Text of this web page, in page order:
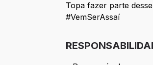
Topa fazer parte
#VemSerAssaí